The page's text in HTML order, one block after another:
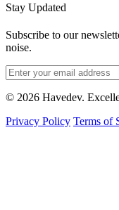
Stay Updated
Subscribe to our
noise.
© 2026 Havedev.
Privacy Policy Terms of